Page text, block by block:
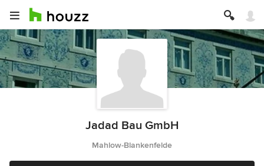
Jadad Bau GmbH
Mahlow-Blankenfelde